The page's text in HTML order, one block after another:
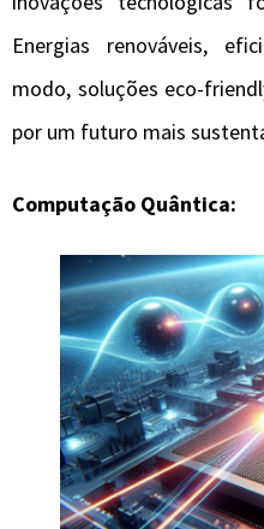
Energias renováveis,
modo, soluções eco-
por um futuro mais
Computação Quântica: